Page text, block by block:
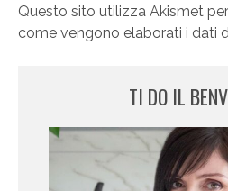
Questo sito utilizza Akismet
come vengono elaborati i dati
TI DO IL